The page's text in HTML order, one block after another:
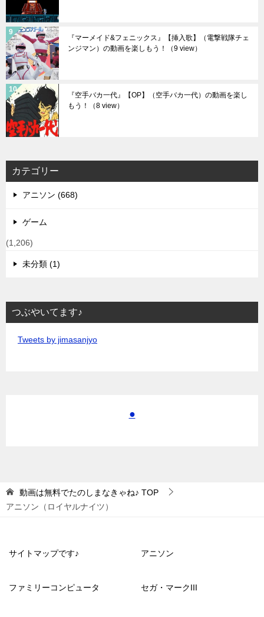
『マーメイド&フェニックス』【挿入歌】（電撃戦隊チェ
ンジマン）の動画を楽しもう！
（9 view）
『空手バカ一代』【OP】（空手バカ一代）の動画を楽し
もう！
（8 view）
カテゴリー
アニソン (668)
ゲーム
(1,206)
未分類 (1)
つぶやいてます♪
Tweets by jimasanjyo
●
動画は無料でたのしまなきゃね♪ TOP
アニソン（ロイヤルナイツ）
サイトマップです♪ アニソン
ファミリーコンピュータ セガ・マークIII